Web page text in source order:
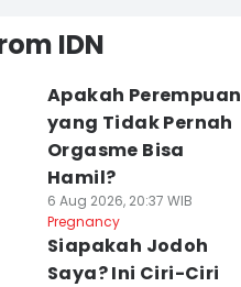
IDN
Apakah Perempuan
yang Tidak Pernah
Orgasme Bisa
Hamil?
6 Aug 2026, 20:37 WIB
Pregnancy
Siapakah Jodoh
Saya? Ini Ciri-Ciri